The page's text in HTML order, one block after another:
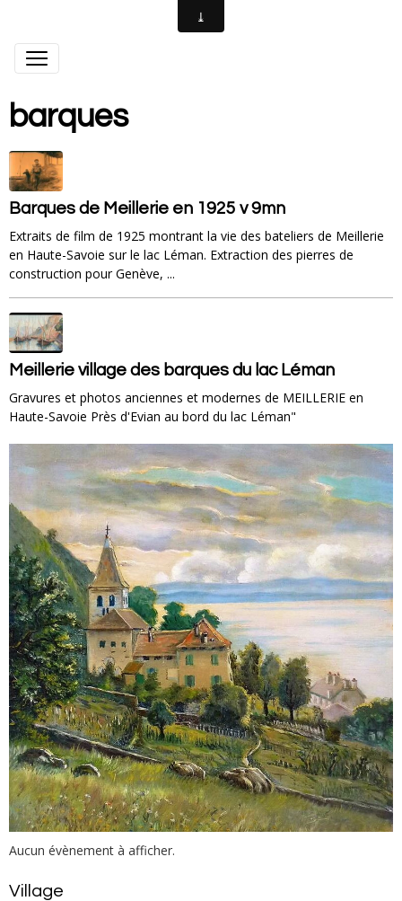
barques
Barques de Meillerie en 1925 v 9mn
Extraits de film de 1925 montrant la vie des bateliers de Meillerie
en Haute-Savoie sur le lac Léman. Extraction des pierres de
construction pour Genève, ...
Meillerie village des barques du lac Léman
Gravures et photos anciennes et modernes de MEILLERIE en
Haute-Savoie Près d'Evian au bord du lac Léman"
Aucun évènement à afficher.
Village